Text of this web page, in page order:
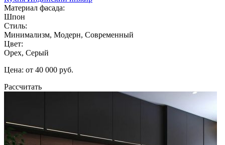
Материал фасада:
Шпон
Стиль:
Минимализм, Модерн, Современный
Цвет:
Орех, Серый
Цена: от 40 000 руб.
Рассчитать